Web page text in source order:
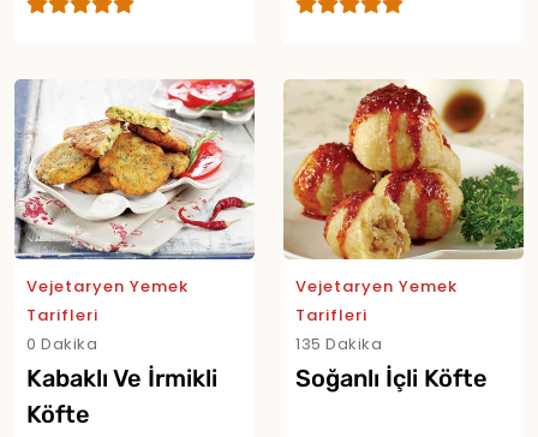
Vejetaryen Yemek
Tarifleri
0 Dakika
Kabaklı Ve İrmikli
Köfte
Vejetaryen Yemek
Tarifleri
135 Dakika
Soğanlı İçli Köfte